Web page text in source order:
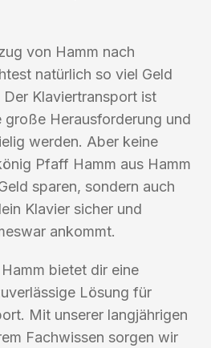
von Hamm nach
natürlich so viel Geld
Klaviertransport ist
große Herausforderung und
werden. Aber keine
Pfaff Hamm aus Hamm
sparen, sondern auch
Klavier sicher und
ankommt.
bietet dir eine
Lösung für
Mit unserer langjährigen
Fachwissen sorgen wir